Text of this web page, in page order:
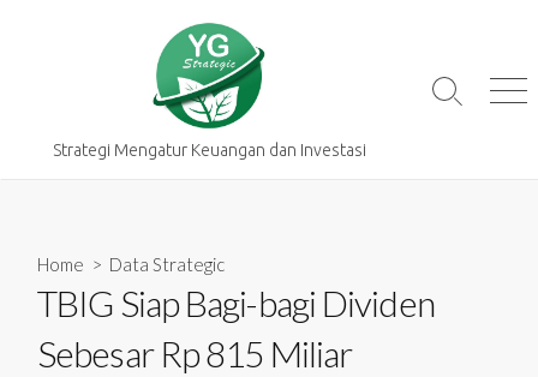
Strategi Mengatur Keuangan dan Investasi
Search
Home > Data Strategic
TBIG Siap Bagi-bagi Dividen
Sebesar Rp 815 Miliar